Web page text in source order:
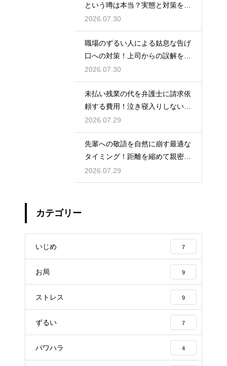
という噂は本当？実態と対策を徹
底解説
2026.07.30
職場のずるい人による姑息な告げ
口への対策！上司からの誤解を解
いて自分の身の潔白を証明する手
順
2026.07.30
未払い残業の代を弁護士に請求依
頼する費用！泣き寝入りしないた
めの知識
2026.07.29
先輩への敬語を自然に崩す最適な
タイミング！距離を縮めて親密な
関係を築くためのステップ
2026.07.29
カテゴリー
いじめ 7
お局 9
ストレス 9
ずるい 7
パワハラ 4